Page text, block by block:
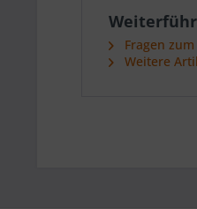
Fragen
Weitere